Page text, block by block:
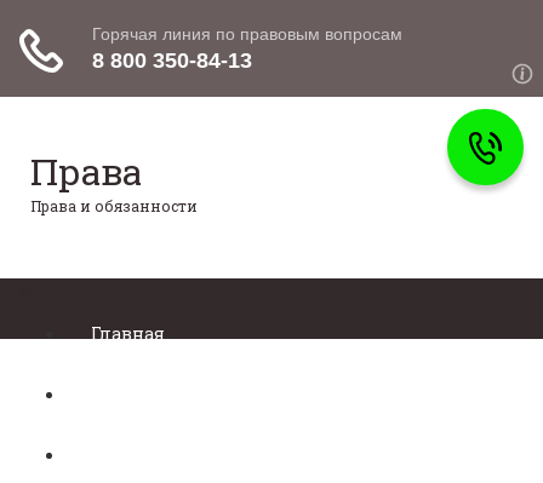
Права
Права и обязанности
Главная